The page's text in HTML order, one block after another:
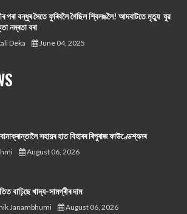
পৰা বন্ধুৰ সৈতে ফুৰিবলৈ গৈছিল শ্বিলঙলৈ! আদবাটতে মৃত্যু যুৱ
নম্ৰতা বৰা
Deka June 04, 2025
সহায়ৰ হাত বিহাৰৰ ৰিপুৰাজ ফাউণ্ডেশ্যনৰ
August 06, 2026
বাঢ়িছে খাদ্য-সামগ্ৰীৰ দাম
Janambhumi August 06, 2026